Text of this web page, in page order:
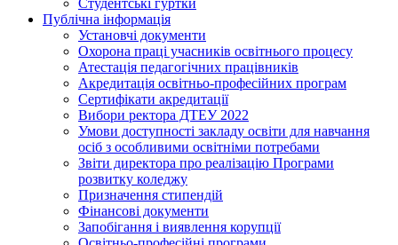
Студентські гуртки
Публічна інформація
Установчі документи
Охорона праці учасників освітнього процесу
Атестація педагогічних працівників
Акредитація освітньо-професійних програм
Сертифікати акредитації
Вибори ректора ДТЕУ 2022
Умови доступності закладу освіти для навчання
осіб з особливими освітніми потребами
Звіти директора про реалізацію Програми
розвитку коледжу
Призначення стипендій
Фінансові документи
Запобігання і виявлення корупції